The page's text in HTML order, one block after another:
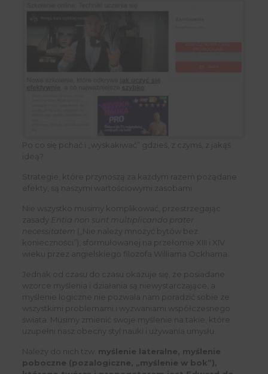
Po co się pchać i „wyskakiwać” gdzieś, z czymś, z jakąś
ideą?
Strategie, które przynoszą za każdym razem pożądane
efekty, są naszymi wartościowymi zasobami.
Nie wszystko musimy komplikować, przestrzegając
zasady
Entia non sunt multiplicando prater
necessitatem
(„Nie należy mnożyć bytów bez
konieczności”), sformułowanej na przełomie XIII i XIV
wieku przez angielskiego filozofa Williama Ockhama.
Jednak od czasu do czasu okazuje się, że posiadane
wzorce myślenia i działania są niewystarczające, a
myślenie logiczne nie pozwala nam poradzić sobie ze
wszystkimi problemami i wyzwaniami współczesnego
świata. Musimy zmienić swoje myślenie na takie, które
uzupełni nasz obecny styl nauki i używania umysłu.
Należy do nich tzw. myślenie lateralne, myślenie
poboczne (pozalogiczne, „myślenie w bok”),